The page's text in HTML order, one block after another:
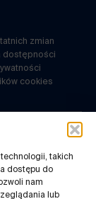
takich
dostępu do
nam
lub
zmian
dostępności
cookies